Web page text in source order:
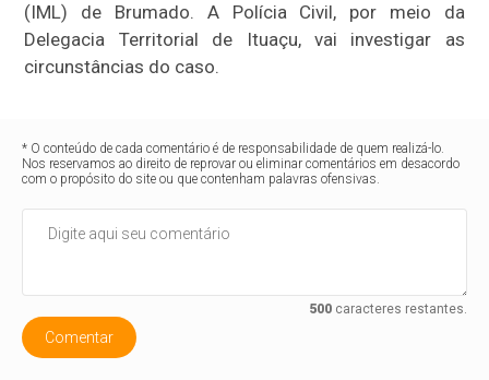
(IML) de Brumado. A Polícia Civil, por meio da
Delegacia Territorial de Ituaçu, vai investigar as
circunstâncias do caso.
* O conteúdo de cada comentário é de responsabilidade de quem realizá-lo.
Nos reservamos ao direito de reprovar ou eliminar comentários em desacordo
com o propósito do site ou que contenham palavras ofensivas.
500caracteres restantes.
Comentar